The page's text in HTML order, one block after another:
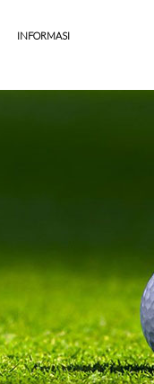
INFORMASI